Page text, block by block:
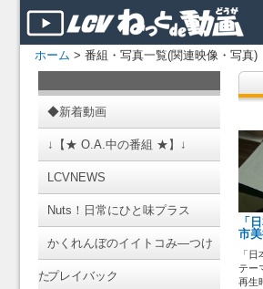
ホーム > 番組・写真一覧(関連映像・写真)
◆新着動画
↓【★ O.A.中の番組 ★】↓
LCVNEWS
Nuts！日常にひと味プラス
かくれんぼのイイトコみ―つけ
たプレイバック
「
市
「
テー
再生